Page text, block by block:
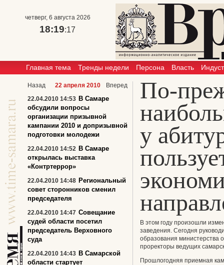
четверг, 6 августа 2026
18:19:17
Главная тема Тренды недели Персона Власть
По-
у
В этом году произошли
заведения. Сегодня
образования министерства
проректоры ведущих
Прошлогодняя приемная
Назад 22 апреля 2010
Вперед
22.04.2010 14:53 В Самаре
обсудили вопросы
организации призывной
кампании 2010 и допризывной
подготовки молодежи
22.04.2010 14:52 В Самаре
открылась выставка
«Контртеррор»
22.04.2010 14:48 Региональный
совет сторонников сменил
председателя
22.04.2010 14:47 Совещание
судей области посетил
председатель Верховного
суда
22.04.2010 14:43 В Самарской
области стартует